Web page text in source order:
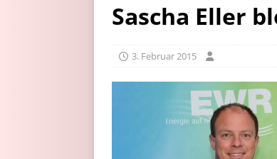
Sascha Eller
3. Februar 2015